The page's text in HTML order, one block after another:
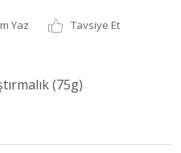
Yaz
Tavsiye Et
(75g)